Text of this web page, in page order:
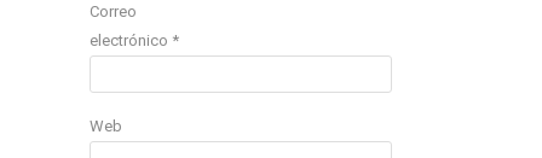
Correo
electrónico *
Web